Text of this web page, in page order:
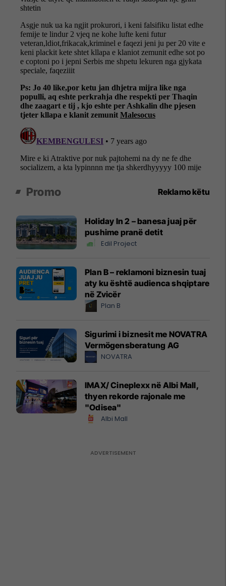
Promo Reklamo këtu
Holiday In 2 – banesa juaj për
pushime pranë detit
Edil Project
Plan B – reklamoni biznesin tuaj
aty ku është audienca shqiptare
në Zvicër
Plan B
Sigurimi i biznesit me NOVATRA
Vermögensberatung AG
NOVATRA
IMAX/ Cineplexx në Albi Mall,
thyen rekorde rajonale me
"Odisea"
Albi Mall